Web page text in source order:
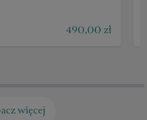
490,00 zł
więcej